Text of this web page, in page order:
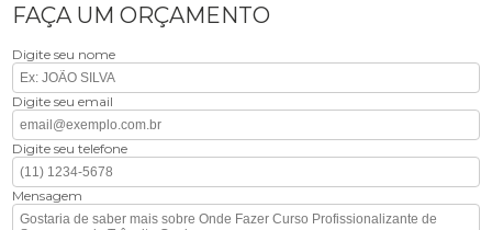
FAÇA UM ORÇAMENTO
Digite seu nome
Digite seu email
Digite seu telefone
Mensagem